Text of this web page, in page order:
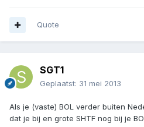
Quote
SGT1
Geplaatst: 31 mei 2013
Als je (vaste) BOL verder buiten
dat je bij en grote SHTF nog bij je